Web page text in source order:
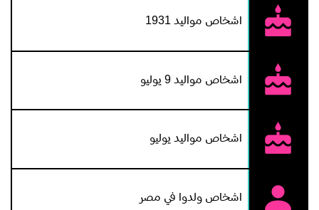
اشخاص مواليد 1931
اشخاص مواليد 9 يوليو
اشخاص مواليد يوليو
اشخاص ولدوا في مصر